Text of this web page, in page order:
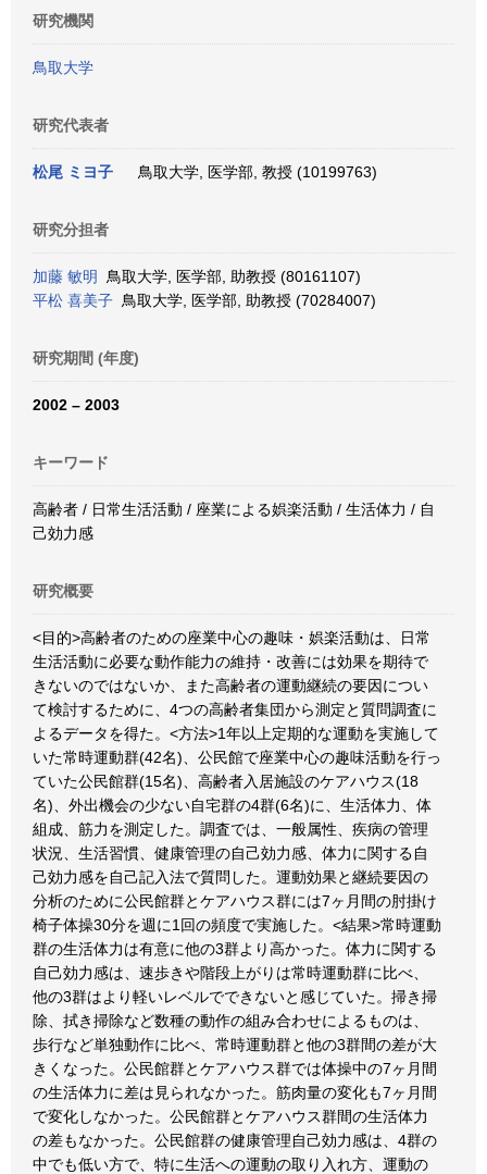
研究機関
鳥取大学
研究代表者
松尾 ミヨ子 鳥取大学, 医学部, 教授 (10199763)
研究分担者
加藤 敏明
鳥取大学, 医学部, 助教授 (80161107)
平松 喜美子 鳥取大学, 医学部, 助教授 (70284007)
研究期間 (年度)
2002 – 2003
キーワード
高齢者 / 日常生活活動 / 座業による娯楽活動 / 生活体力 / 自
己効力感
研究概要
<目的>高齢者のための座業中心の趣味・娯楽活動は、日常
生活活動に必要な動作能力の維持・改善には効果を期待で
きないのではないか、また高齢者の運動継続の要因につい
て検討するために、4つの高齢者集団から測定と質問調査に
よるデータを得た。<方法>1年以上定期的な運動を実施して
いた常時運動群(42名)、公民館で座業中心の趣味活動を行っ
ていた公民館群(15名)、高齢者入居施設のケアハウス(18
名)、外出機会の少ない自宅群の4群(6名)に、生活体力、体
組成、筋力を測定した。調査では、一般属性、疾病の管理
状況、生活習慣、健康管理の自己効力感、体力に関する自
己効力感を自己記入法で質問した。運動効果と継続要因の
分析のために公民館群とケアハウス群には7ヶ月間の肘掛け
椅子体操30分を週に1回の頻度で実施した。<結果>常時運動
群の生活体力は有意に他の3群より高かった。体力に関する
自己効力感は、速歩きや階段上がりは常時運動群に比べ、
他の3群はより軽いレベルでできないと感じていた。掃き掃
除、拭き掃除など数種の動作の組み合わせによるものは、
歩行など単独動作に比べ、常時運動群と他の3群間の差が大
きくなった。公民館群とケアハウス群では体操中の7ヶ月間
の生活体力に差は見られなかった。筋肉量の変化も7ヶ月間
で変化しなかった。公民館群とケアハウス群間の生活体力
の差もなかった。公民館群の健康管理自己効力感は、4群の
中でも低い方で、特に生活への運動の取り入れ方、運動の